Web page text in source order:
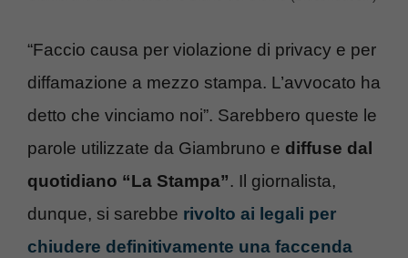
“Faccio causa per violazione di privacy e per
diffamazione a mezzo stampa. L’avvocato ha
detto che vinciamo noi”. Sarebbero queste le
parole utilizzate da Giambruno e diffuse dal
quotidiano “La Stampa”. Il giornalista,
dunque, si sarebbe rivolto ai legali per
chiudere definitivamente una faccenda